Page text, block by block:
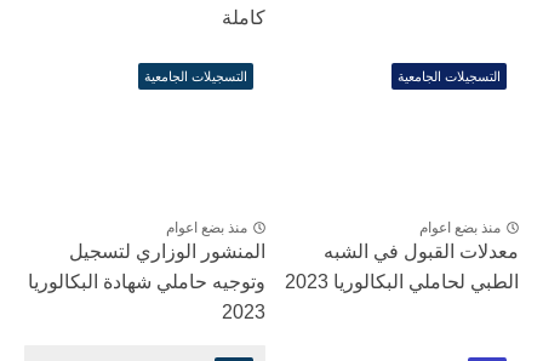
كاملة
التسجيلات الجامعية
منذ بضع اعوام
معدلات القبول في الشبه
الطبي لحاملي البكالوريا 2023
التسجيلات الجامعية
منذ بضع اعوام
المنشور الوزاري لتسجيل
وتوجيه حاملي شهادة البكالوريا
2023